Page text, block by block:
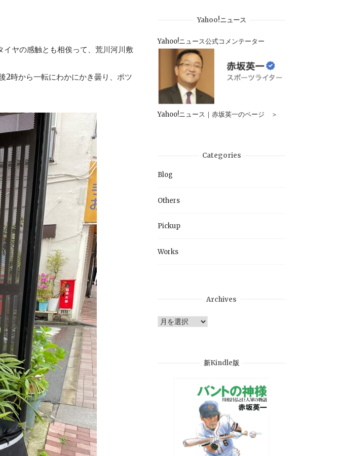
ヤの感触とも相俟って、荒川河川敷
2時から一転にわかにかき曇り、ポツ
Yahoo!ニュース
Yahoo!ニュース公式コメンテーター
Yahoo!ニュース｜赤坂英一のページ ＞
Categories
Blog
Others
Pickup
Works
Archives
Archives
新Kindle版